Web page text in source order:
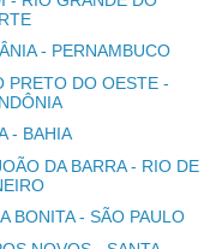
- PERNAMBUCO
PRETO DO OESTE -
- BAHIA
DA BARRA - RIO DE
BONITA - SÃO PAULO